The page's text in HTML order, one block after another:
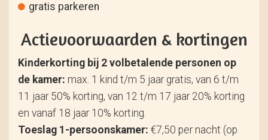
gratis parkeren
Actievoorwaarden & kortingen
Kinderkorting bij 2 volbetalende personen op
de kamer: max. 1 kind t/m 5 jaar gratis, van 6 t/m
11 jaar 50% korting, van 12 t/m 17 jaar 20% korting
en vanaf 18 jaar 10% korting.
Toeslag 1-persoonskamer: €7,50 per nacht (op